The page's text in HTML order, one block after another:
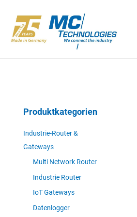
Inhalt
springen
Produktkategorien
Industrie-Router &
Gateways
Multi Network Router
Industrie Router
IoT Gateways
Datenlogger